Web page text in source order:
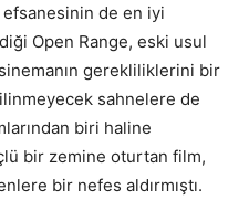
efsanesinin de en iyi
Open Range, eski usul
gerekliliklerini bir
sahnelere de
biri haline
bir zemine oturtan film,
bir nefes aldırmıştı.